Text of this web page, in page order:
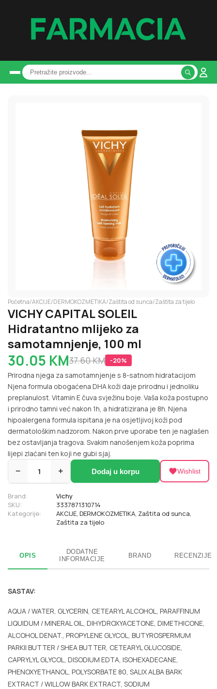
Početna/AKCIJE/DERMOKOZMETIKA/Zaštita od sunca/Zaštita za tijelo
VICHY CAPITAL SOLEIL
Hidratantno mlijeko za
samotamnjenje, 100 ml
30.05 KM37.60KM -20%
Prirodna njega za samotamnjenje s 8-satnom hidratacijom
Njena formula obogaćena DHA koži daje prirodnu i jednoliku
preplanulost. Vitamin E čuva svježinu boje. Vaša koža postupno
i prirodno tamni već nakon 1h, a hidratizirana je 8h. Njena
hipoalergena formula ispitana je na osjetljivoj koži pod
dermatološkim nadzorom. Nakon prve uporabe ten je naglašen
bez ostavljanja tragova. Svakim nanošenjem koža poprima
lijepi zlaćani ten koji ne gubi sjaj.
− 1 + Dodaj u korpu Wishlist
Brand:
Vichy
SKU:
3337871310714
Kategorije:
AKCIJE, DERMOKOZMETIKA, Zaštita od sunca,
Zaštita za tijelo
OPIS
DODATNE
INFORMACIJE
BRAND RECENZIJE
SASTAV:
AQUA / WATER, GLYCERIN, CETEARYL ALCOHOL, PARAFFINUM
LIQUIDUM / MINERAL OIL, DIHYDROXYACETONE, DIMETHICONE,
ALCOHOL DENAT., PROPYLENE GLYCOL, BUTYROSPERMUM
PARKII BUTTER / SHEA BUTTER, CETEARYL GLUCOSIDE,
CAPRYLYL GLYCOL, DISODIUM EDTA, ISOHEXADECANE,
PHENOXYETHANOL, POLYSORBATE 80, SALIX ALBA BARK
EXTRACT / WILLOW BARK EXTRACT, SODIUM